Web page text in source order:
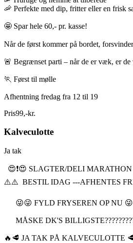
🦐 Perfekte med dip, fritter eller en frisk
🤩 Spar hele 60,- pr. kasse!
Når de først kommer på bordet,
🚨 Begrænset parti – når de er væk, er
🏃 Først til mølle
Afhentning fredag fra 12 til 19
Pris99,-kr.
Kalveculotte
Ja tak
😍❗️😍 SLAGTER/DELI MARATHON
⚠️⚠️ BESTIL IDAG ---AFHENTES
😜😜 FYLD FRYSEREN OP NU
MÅSKE DK'S
🔥🥩 JA TAK PÅ KALVECULOTTE